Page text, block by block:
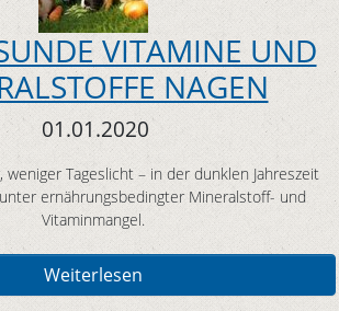
VITAMINE UND
NAGEN
01.01.2020
Tageslicht – in der dunklen Jahreszeit
ernährungsbedingter Mineralstoff- und
Vitaminmangel.
Weiterlesen